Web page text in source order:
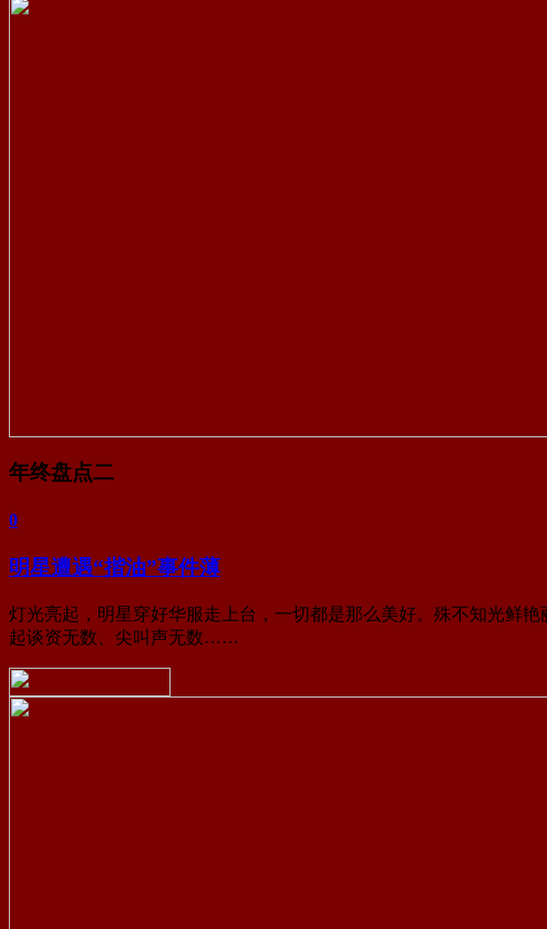
年终盘点二
0
明星遭遇“揩油”事件薄
灯光亮起，明星穿好华服走上台，一切都是那么美好。殊不知光鲜
起谈资无数、尖叫声无数……